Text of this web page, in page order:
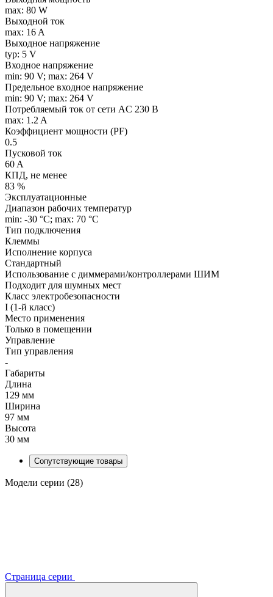
max: 80 W
Выходной ток
max: 16 A
Выходное напряжение
typ: 5 V
Входное напряжение
min: 90 V; max: 264 V
Предельное входное напряжение
min: 90 V; max: 264 V
Потребляемый ток от сети AC 230 В
max: 1.2 A
Коэффициент мощности (PF)
0.5
Пусковой ток
60 A
КПД, не менее
83 %
Эксплуатационные
Диапазон рабочих температур
min: -30 °C; max: 70 °C
Тип подключения
Клеммы
Исполнение корпуса
Стандартный
Использование с диммерами/контроллерами ШИМ
Подходит для шумных мест
Класс электробезопасности
I (1-й класс)
Место применения
Только в помещении
Управление
Тип управления
-
Габариты
Длина
129 мм
Ширина
97 мм
Высота
30 мм
Сопутствующие товары
Модели серии (28)
Страница серии